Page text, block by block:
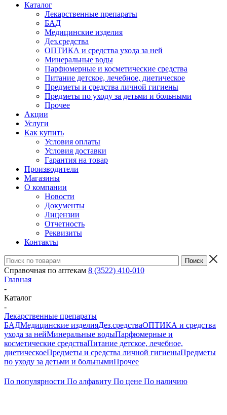
Каталог
Лекарственные препараты
БАД
Медицинские изделия
Дез.средства
ОПТИКА и средства ухода за ней
Минеральные воды
Парфюмерные и косметические средства
Питание детское, лечебное, диетическое
Предметы и средства личной гигиены
Предметы по уходу за детьми и больными
Прочее
Акции
Услуги
Как купить
Условия оплаты
Условия доставки
Гарантия на товар
Производители
Магазины
О компании
Новости
Документы
Лицензии
Отчетность
Реквизиты
Контакты
Справочная по аптекам 8 (3522) 410-010
Главная
-
Каталог
-
Лекарственные препараты
БАДМедицинские изделияДез.средстваОПТИКА и средства
ухода за нейМинеральные водыПарфюмерные и
косметические средстваПитание детское, лечебное,
диетическоеПредметы и средства личной гигиеныПредметы
по уходу за детьми и больнымиПрочее
По популярности По алфавиту По цене По наличию